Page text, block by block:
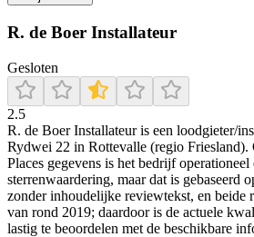
R. de Boer Installateur
Gesloten
2.5
R. de Boer Installateur is een loodgieter/
Rydwei 22 in Rottevalle (regio Friesland).
Places gegevens is het bedrijf
sterrenwaardering, maar dat is gebaseerd
zonder inhoudelijke reviewtekst, en beide
van rond 2019; daardoor is de actuele
lastig te beoordelen met de beschikbare